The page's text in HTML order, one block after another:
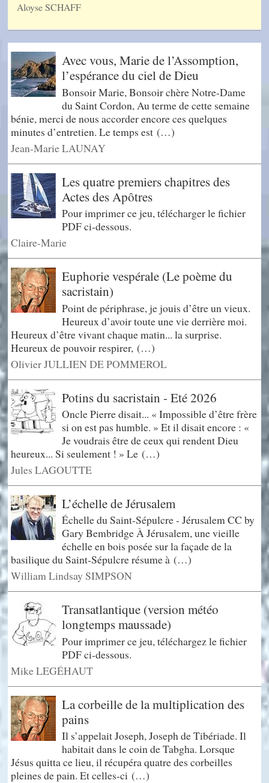
Aloyse SCHAFF
Avec vous, Marie de l’Assomption,
l’espérance du ciel de Dieu
Bonsoir Marie, Bonsoir chère Notre-Dame
du Saint Cordon, Au terme de cette semaine
bénie, merci de nous accorder encore ces quelques
minutes d’entretien. Le temps est (…)
Jean-Marie LAUNAY
Les quatre premiers chapitres des
Actes des Apôtres
Pour imprimer ce jeu, télécharger le fichier
PDF ci-dessous.
Claire-Marie
Euphorie vespérale (Le poème du
sacristain)
Point de périphrase, je jouis d’être un vieux.
Heureux d’avoir toute une vie derrière moi.
Heureux d’être vivant chaque matin... la surprise.
Heureux de pouvoir respirer, (…)
Olivier JULLIEN DE POMMEROL
Potins du sacristain - Eté 2026
Oncle Pierre disait... « Impossible d’être frère
si on est pas humble. » Et il disait encore : «
Je voudrais être de ceux qui rendent Dieu
heureux... Si seulement ! » Le (…)
Jules LAGOUTTE
L’échelle de Jérusalem
Échelle du Saint-Sépulcre - Jérusalem CC by
Gary Bembridge À Jérusalem, une vieille
échelle en bois posée sur la façade de la
basilique du Saint-Sépulcre résume à (…)
William Lindsay SIMPSON
Transatlantique (version météo
longtemps maussade)
Pour imprimer ce jeu, téléchargez le fichier
PDF ci-dessous.
Mike LEGÉHAUT
La corbeille de la multiplication des
pains
Il s’appelait Joseph, Joseph de Tibériade. Il
habitait dans le coin de Tabgha. Lorsque
Jésus quitta ce lieu, il récupéra quatre des corbeilles
pleines de pain. Et celles-ci (…)